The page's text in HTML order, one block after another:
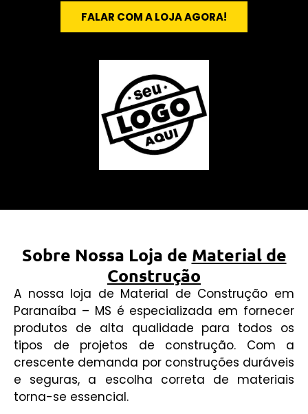
FALAR COM A LOJA AGORA!
Sobre Nossa Loja de Material de
Construção
A nossa loja de Material de Construção em
Paranaíba – MS é especializada em fornecer
produtos de alta qualidade para todos os
tipos de projetos de construção. Com a
crescente demanda por construções duráveis
e seguras, a escolha correta de materiais
torna-se essencial.